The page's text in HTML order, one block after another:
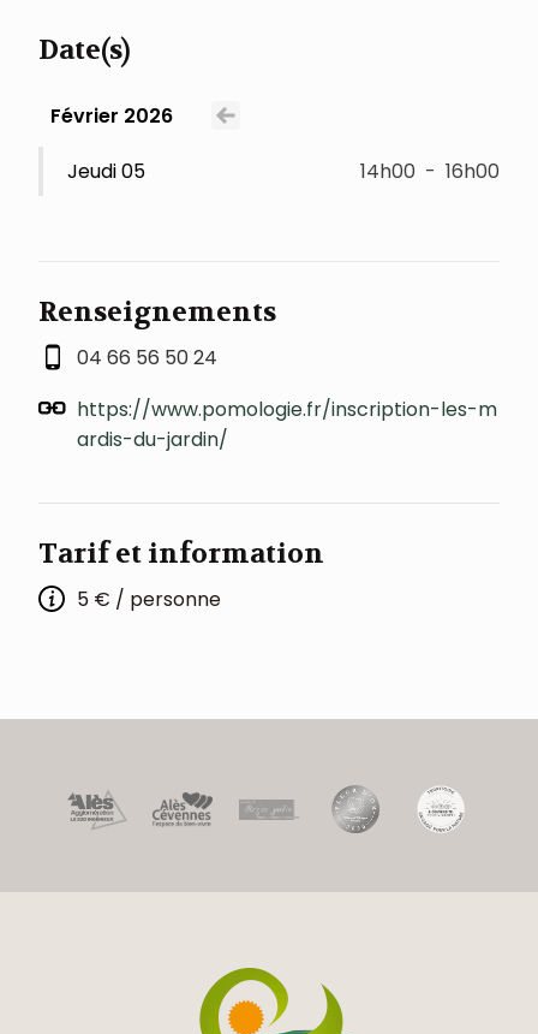
Date(s)
Voir le mois précédent
Février 2026
Jeudi 05 14h00 - 16h00
Renseignements
04 66 56 50 24
https://www.pomologie.fr/inscription-les-m
ardis-du-jardin/
Tarif et information
5 € / personne